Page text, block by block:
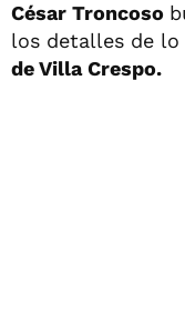
César Troncoso
los detalles de
de Villa Crespo.